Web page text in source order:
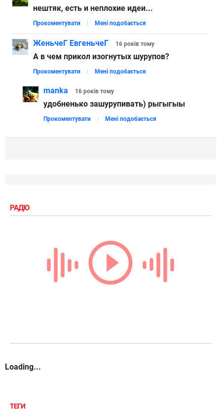
нештяк, есть и неплохие идеи...
Прокоментувати Мені подобається
ЖеньчеГ ЕвгеньчеГ 16 років тому
А в чем прикол изогнутых шурупов?
Прокоментувати Мені подобається
manka 16 років тому
удобненько зашурупивать) рыгыгыы
Прокоментувати Мені подобається
РАДІО
Loading...
ТЕГИ